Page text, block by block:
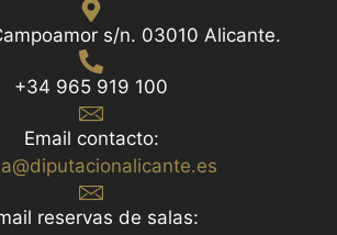
s/n. 03010 Alicante.
+34 965 919 100
Email contacto:
reservas de salas: